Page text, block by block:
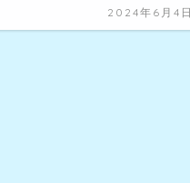
2024年6月4